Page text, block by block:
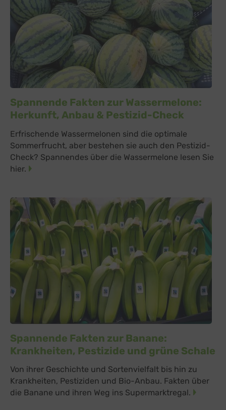
Spannende Fakten zur Wassermelone:
Herkunft, Anbau & Pestizid-Check
Erfrischende Wassermelonen sind die optimale
Sommerfrucht, aber bestehen sie auch den Pestizid-
Check? Spannendes über die Wassermelone lesen Sie
hier.
Spannende Fakten zur Banane:
Krankheiten, Pestizide und grüne Schale
Von ihrer Geschichte und Sortenvielfalt bis hin zu
Krankheiten, Pestiziden und Bio-Anbau. Fakten über
die Banane und ihren Weg ins Supermarktregal.